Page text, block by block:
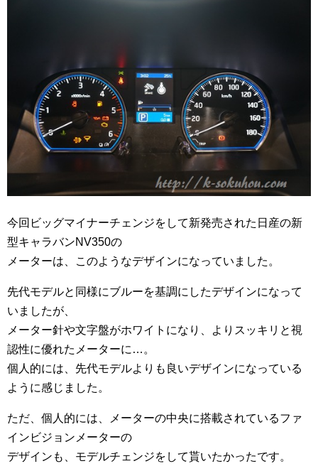
今回ビッグマイナーチェンジをして新発売された日産の新
型キャラバンNV350の
メーターは、このようなデザインになっていました。
先代モデルと同様にブルーを基調にしたデザインになって
いましたが、
メーター針や文字盤がホワイトになり、よりスッキリと視
認性に優れたメーターに…。
個人的には、先代モデルよりも良いデザインになっている
ように感じました。
ただ、個人的には、メーターの中央に搭載されているファ
インビジョンメーターの
デザインも、モデルチェンジをして貰いたかったです。